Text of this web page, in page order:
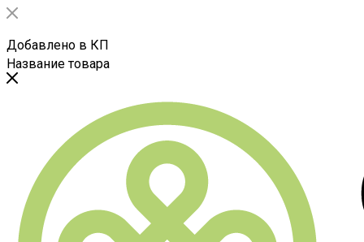
Добавлено в КП
Название товара